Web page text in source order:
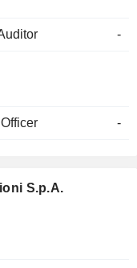
-
-
S.p.A.